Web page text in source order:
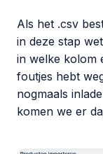
Als het .csv
in deze stap
in welke kolom
foutjes hebt
nogmaals
komen we er